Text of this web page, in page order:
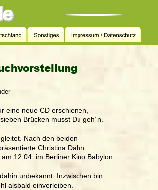
eine neue CD erschienen,
Brücken musst Du geh´n.
Nach den beiden
Christina Dähn
12.04. im Berliner Kino Babylon.
unbekannt. Inzwischen bin
alsbald einverleiben.